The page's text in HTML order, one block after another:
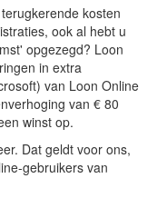
kosten
ook al hebt u
opgezegd? Loon
in extra
van Loon Online
van € 80
winst op.
Dat geldt voor ons,
gebruikers van